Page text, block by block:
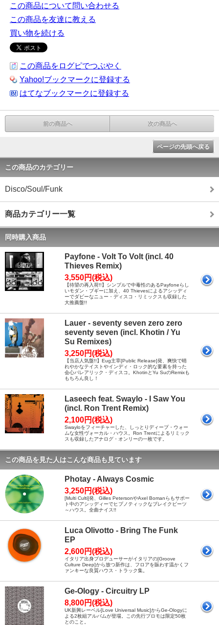
この商品について問い合わせる
この商品を友達に教える
買い物を続ける
この商品をログピでつぶやく
Yahoo!ブックマークに登録する
はてなブックマークに登録する
前の商品へ 次の商品へ
ページの先頭へ戻る
この商品のカテゴリー
Disco/Soul/Funk
商品カテゴリー一覧
同時購入商品
Payfone - Volt To Volt (incl. 40
Thieves Remix)
3,550円(税込)
【待望の再入荷!!】シンプルで中毒性のあるPayfoneらし
いモダン・ブギーに加え、40 Thievesによるアシッディ
ーでダビーなニュー・ディスコ・リミックスも収録した
大推薦盤!!
Lauer - seventy seven zero zero
seventy seven (incl. Khotin / Yu
Su Remixes)
3,250円(税込)
【当店人気盤!!】Eug主宰[Public Release]発、爽快で晴
れやかなテイストやインディ・ロック的な要素を持った
会心バレアリック・ディスコ。KhotinとYu SuのRemixも
もちろん良し！
Laseech feat. Swaylo - I Saw You
(incl. Ron Trent Remix)
2,100円(税込)
Swayloをフィーチャーした、しっとりディープ・ウォー
ムな女性ヴォーカル・ハウス。Ron Trentによるリミック
スも収録したアナログ・オンリーの一枚です。
この商品を見た人はこんな商品も見ています
Photay - Always Cosmic
3,250円(税込)
[Multi Culti]発、Gilles PetersonやAxel Bomanらもサポー
ト中のアシッディーでヒプノティックなブレイクビーツ
～ハウス。全曲ナイス!!
Luca Olivotto - Bring The Funk
EP
2,600円(税込)
イタリア出身プロデューサーがイタリアの[Groove
Culture Deep]から放つ新作は、フロアを賑わす温かくフ
ァンキーな良質ハウス・トラック集。
Ge-Ology - Circuitry LP
8,800円(税込)
UK新興レーベル[Love Universal Music]からGe-Ologyに
よる2枚組アルバムが登場。この先行プロモは限定50枚
とのこと。